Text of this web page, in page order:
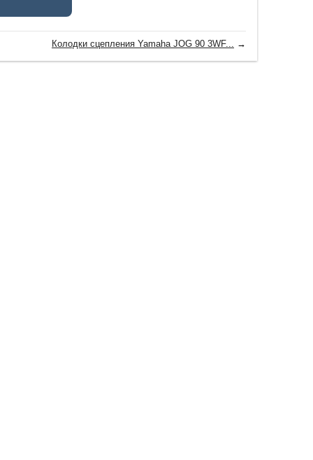
Колодки сцепления Yamaha JOG 90 3WF... →